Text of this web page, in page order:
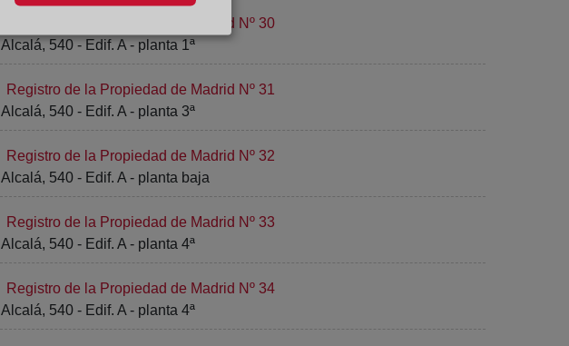
Registro de la Propiedad de Madrid Nº 30
Alcalá, 540 - Edif. A - planta 1ª
Registro de la Propiedad de Madrid Nº 31
Alcalá, 540 - Edif. A - planta 3ª
Registro de la Propiedad de Madrid Nº 32
Alcalá, 540 - Edif. A - planta baja
Registro de la Propiedad de Madrid Nº 33
Alcalá, 540 - Edif. A - planta 4ª
Registro de la Propiedad de Madrid Nº 34
Alcalá, 540 - Edif. A - planta 4ª